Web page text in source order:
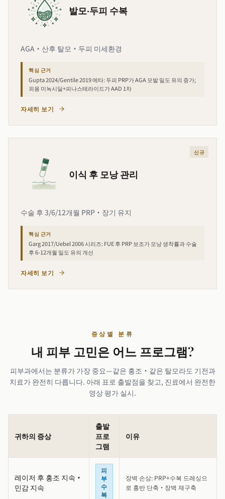
발모·두피 수복
AGA·산후 탈모·두피 미세환경
핵심 근거
Gupta 2024/Gentile 2019 메타: 두피 PRP가 AGA 모발 밀도 유의 증가;
외용 미녹시딜+피나스테라이드가 AAD 1차
자세히 보기
신규
이식 후 모낭 관리
수술 후 3/6/12개월 PRP·장기 유지
핵심 근거
Garg 2017/Uebel 2006 시리즈: FUE 후 PRP 보조가 모낭 생착률과 수술
후 6-12개월 밀도 유의 개선
자세히 보기
증상별 분류
내 피부 고민은 어느 프로그램?
피부과에서는 분류가 가장 중요—같은 홍조·같은 탈모라도 기전과
치료가 완전히 다릅니다. 아래 표로 출발점을 찾고, 진료에서 완전한
영상 평가 실시.
귀하의 증상
출발
프로
그램
이유
레이저 후 홍조 지속·
민감 지속
피
부
수
복
장벽 손상: PRP+수복 드레싱으
로 홍반 단축·장벽 재구축